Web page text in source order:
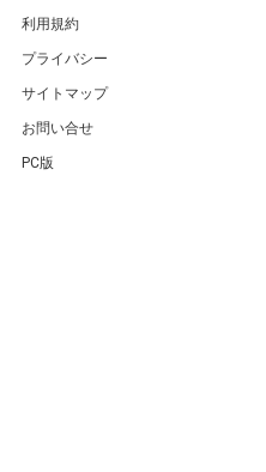
利用規約
プライバシー
サイトマップ
お問い合せ
PC版